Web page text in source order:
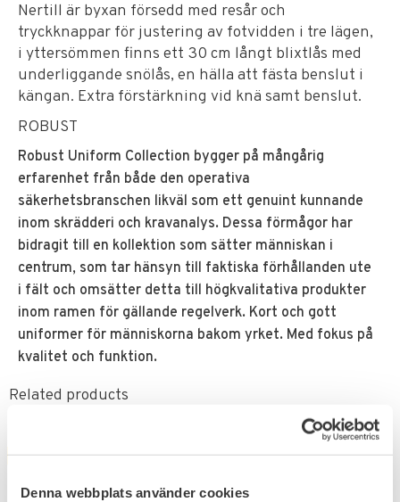
Denna webbplats använder cookies
Nertill är byxan försedd med resår och
tryckknappar för justering av fotvidden i tre lägen,
i yttersömmen finns ett 30 cm långt blixtlås med
underliggande snölås, en hälla att fästa benslut i
kängan. Extra förstärkning vid knä samt benslut.
ROBUST
Robust Uniform Collection bygger på mångårig
erfarenhet från både den operativa
säkerhetsbranschen likväl som ett genuint kunnande
inom skrädderi och kravanalys. Dessa förmågor har
bidragit till en kollektion som sätter människan i
centrum, som tar hänsyn till faktiska förhållanden ute
i fält och omsätter detta till högkvalitativa produkter
inom ramen för gällande regelverk. Kort och gott
uniformer för människorna bakom yrket. Med fokus på
kvalitet och funktion.
Related products
FAVORITE FAVORITE